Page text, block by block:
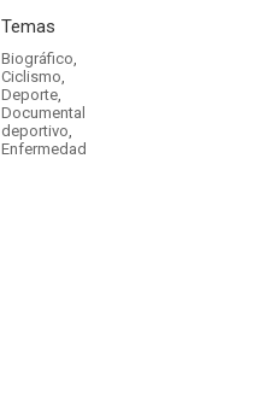
Temas
Biográfico,
Ciclismo,
Deporte,
Documental
deportivo,
Enfermedad